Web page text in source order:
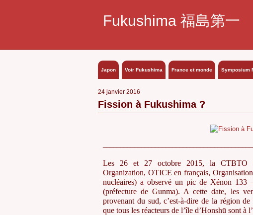
Fukushima 福島第一
Japon Voir Fukushima France et monde Symposium
24 janvier 2016
Fission à Fukushima ?
Les 26 et 27 octobre 2015, la CTBTO
Organization, OTICE en français,
nucléaires) a observé un pic de Xénon 133
(préfecture de Gunma). A cette date, les
provenant du sud, c’est-à-dire de la région
que tous les réacteurs de l’île d’Honshū sont à